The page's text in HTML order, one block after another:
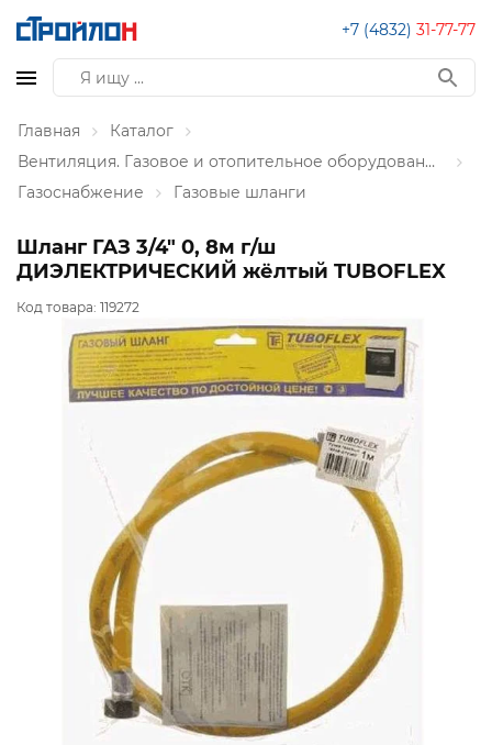
+7 (4832) 31-77-77
Главная
Каталог
Вентиляция. Газовое и отопительное оборудование
Газоснабжение
Газовые шланги
Шланг ГАЗ 3/4" 0, 8м г/ш
ДИЭЛЕКТРИЧЕСКИЙ жёлтый TUBOFLEX
Код товара: 119272